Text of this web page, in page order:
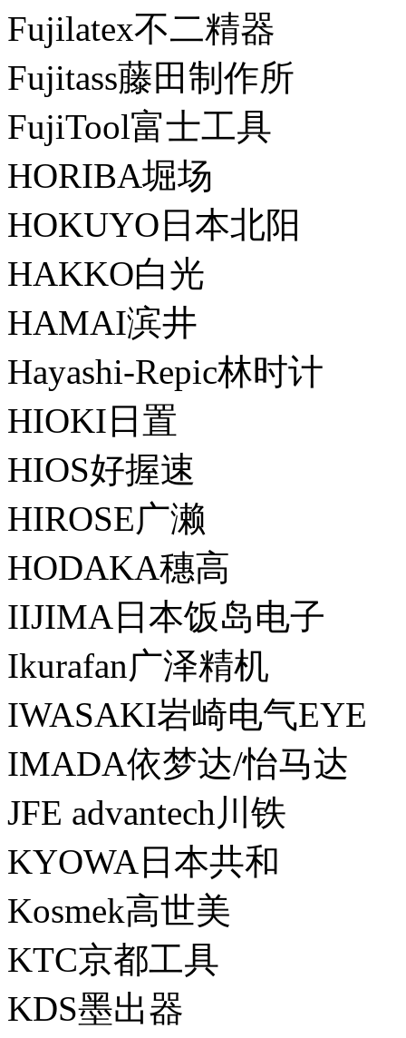
Fujilatex不二精器
Fujitass藤田制作所
FujiTool富士工具
HORIBA堀场
HOKUYO日本北阳
HAKKO白光
HAMAI滨井
Hayashi-Repic林时计
HIOKI日置
HIOS好握速
HIROSE广濑
HODAKA穗高
IIJIMA日本饭岛电子
Ikurafan广泽精机
IWASAKI岩崎电气EYE
IMADA依梦达/怡马达
JFE advantech川铁
KYOWA日本共和
Kosmek高世美
KTC京都工具
KDS墨出器